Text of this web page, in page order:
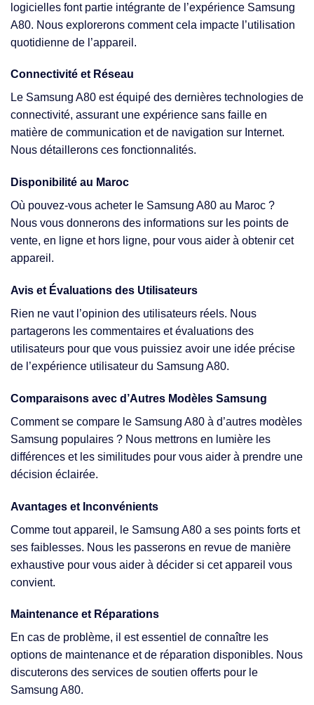
logicielles font partie intégrante de l’expérience Samsung
A80. Nous explorerons comment cela impacte l’utilisation
quotidienne de l’appareil.
Connectivité et Réseau
Le Samsung A80 est équipé des dernières technologies de
connectivité, assurant une expérience sans faille en
matière de communication et de navigation sur Internet.
Nous détaillerons ces fonctionnalités.
Disponibilité au Maroc
Où pouvez-vous acheter le Samsung A80 au Maroc ?
Nous vous donnerons des informations sur les points de
vente, en ligne et hors ligne, pour vous aider à obtenir cet
appareil.
Avis et Évaluations des Utilisateurs
Rien ne vaut l’opinion des utilisateurs réels. Nous
partagerons les commentaires et évaluations des
utilisateurs pour que vous puissiez avoir une idée précise
de l’expérience utilisateur du Samsung A80.
Comparaisons avec d’Autres Modèles Samsung
Comment se compare le Samsung A80 à d’autres modèles
Samsung populaires ? Nous mettrons en lumière les
différences et les similitudes pour vous aider à prendre une
décision éclairée.
Avantages et Inconvénients
Comme tout appareil, le Samsung A80 a ses points forts et
ses faiblesses. Nous les passerons en revue de manière
exhaustive pour vous aider à décider si cet appareil vous
convient.
Maintenance et Réparations
En cas de problème, il est essentiel de connaître les
options de maintenance et de réparation disponibles. Nous
discuterons des services de soutien offerts pour le
Samsung A80.